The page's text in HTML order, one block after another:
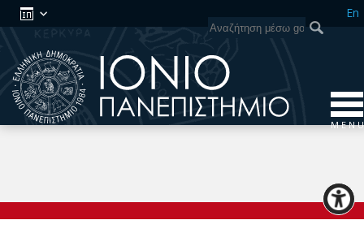
Deprecated
: strip_tags(): Passing null to parameter #1 ($string) of
/opt/websites/offwww/commons/includes/
on line680
En
M E N U